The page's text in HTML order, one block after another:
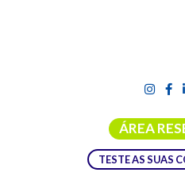
ÁREA
TESTE AS SUAS